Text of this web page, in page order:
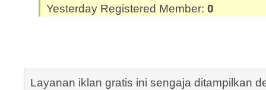
Yesterday Registered Member: 0
Layanan iklan gratis ini sengaja ditampilkan